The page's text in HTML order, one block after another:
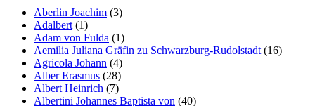
Aberlin Joachim (3)
Adalbert (1)
Adam von Fulda (1)
Aemilia Juliana Gräfin zu Schwarzburg-Rudolstadt (16)
Agricola Johann (4)
Alber Erasmus (28)
Albert Heinrich (7)
Albertini Johannes Baptista von (40)